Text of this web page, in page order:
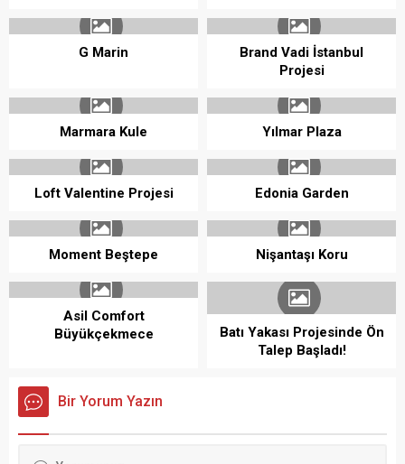
G Marin
Brand Vadi İstanbul
Projesi
Marmara Kule Yılmar Plaza
Loft Valentine Projesi Edonia Garden
Moment Beştepe Nişantaşı Koru
Asil Comfort
Büyükçekmece
Batı Yakası Projesinde Ön
Talep Başladı!
Bir Yorum Yazın